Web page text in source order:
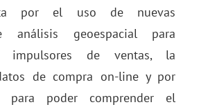
por el uso de nuevas
análisis geoespacial para
impulsores de ventas, la
de compra on-line y por
para poder comprender el